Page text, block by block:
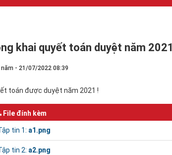
khai quyết toán duyệt năm 2021
- 21/07/2022 08:39
toán được duyệt năm 2021 !
File đính kèm
tin 1: a1.png
tin 2: a2.png